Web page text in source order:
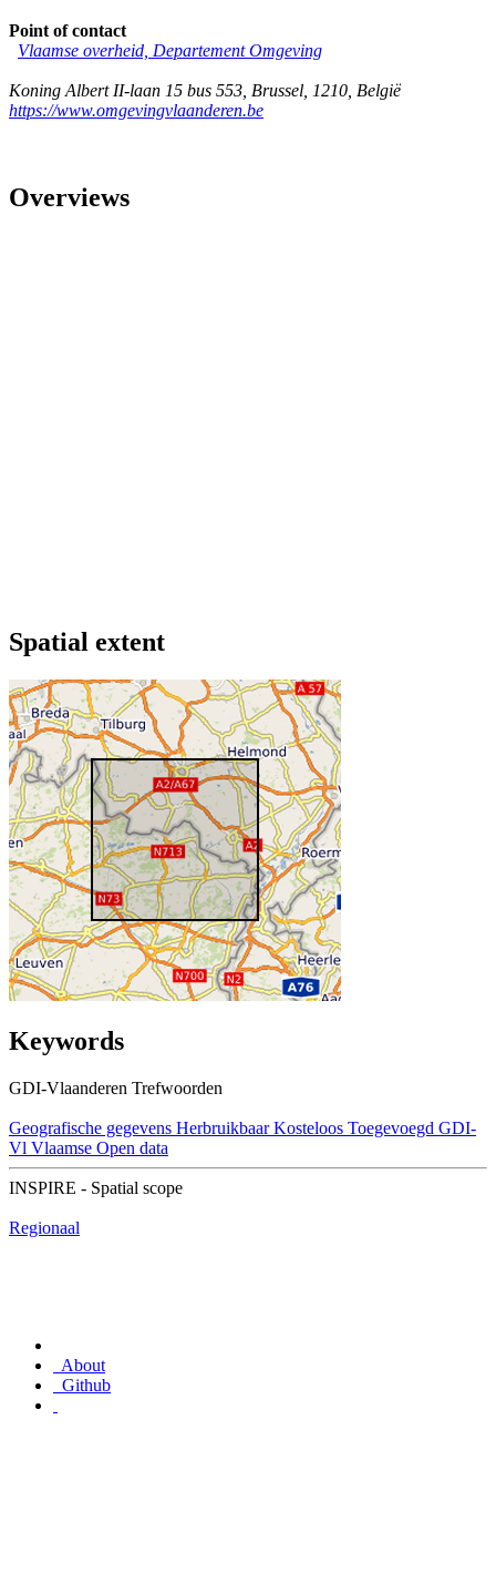
Point of contact
Vlaamse overheid, Departement Omgeving
Koning Albert II-laan 15 bus 553 Brussel 1210 België
https://www.omgevingvlaanderen.be
Overviews
Spatial extent
Keywords
GDI-Vlaanderen Trefwoorden
Geografische gegevens Herbruikbaar Kosteloos Toegevoegd GDI-
Vl Vlaamse Open data
INSPIRE - Spatial scope
Regionaal
About
Github